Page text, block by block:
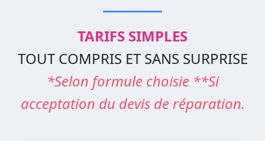
TARIFS SIMPLES
TOUT COMPRIS ET SANS SURPRISE
*Selon formule choisie **Si
acceptation du devis de réparation.